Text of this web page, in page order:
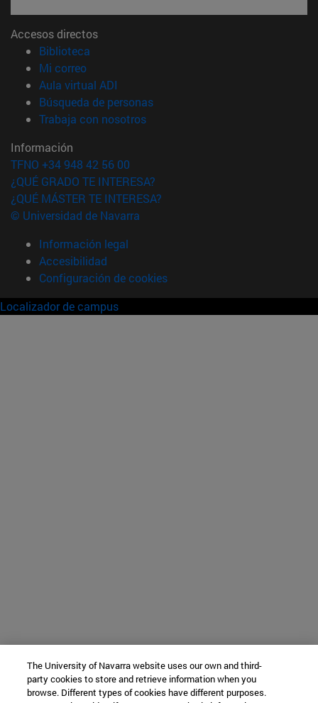
Accesos directos
Biblioteca
Mi correo(abre en nueva ventana)
Aula virtual ADI
Búsqueda de personas(abre en nueva ventana)
Trabaja con nosotros(abre en nueva ventana)
Información
TFNO +34 948 42 56 00
¿QUÉ GRADO TE INTERESA?
¿QUÉ MÁSTER TE INTERESA?
© Universidad de Navarra
Información legal
Accesibilidad
Configuración de cookies
Localizador de campus
The University of Navarra website uses our own and third-
party cookies to store and retrieve information when you
browse. Different types of cookies have different purposes.